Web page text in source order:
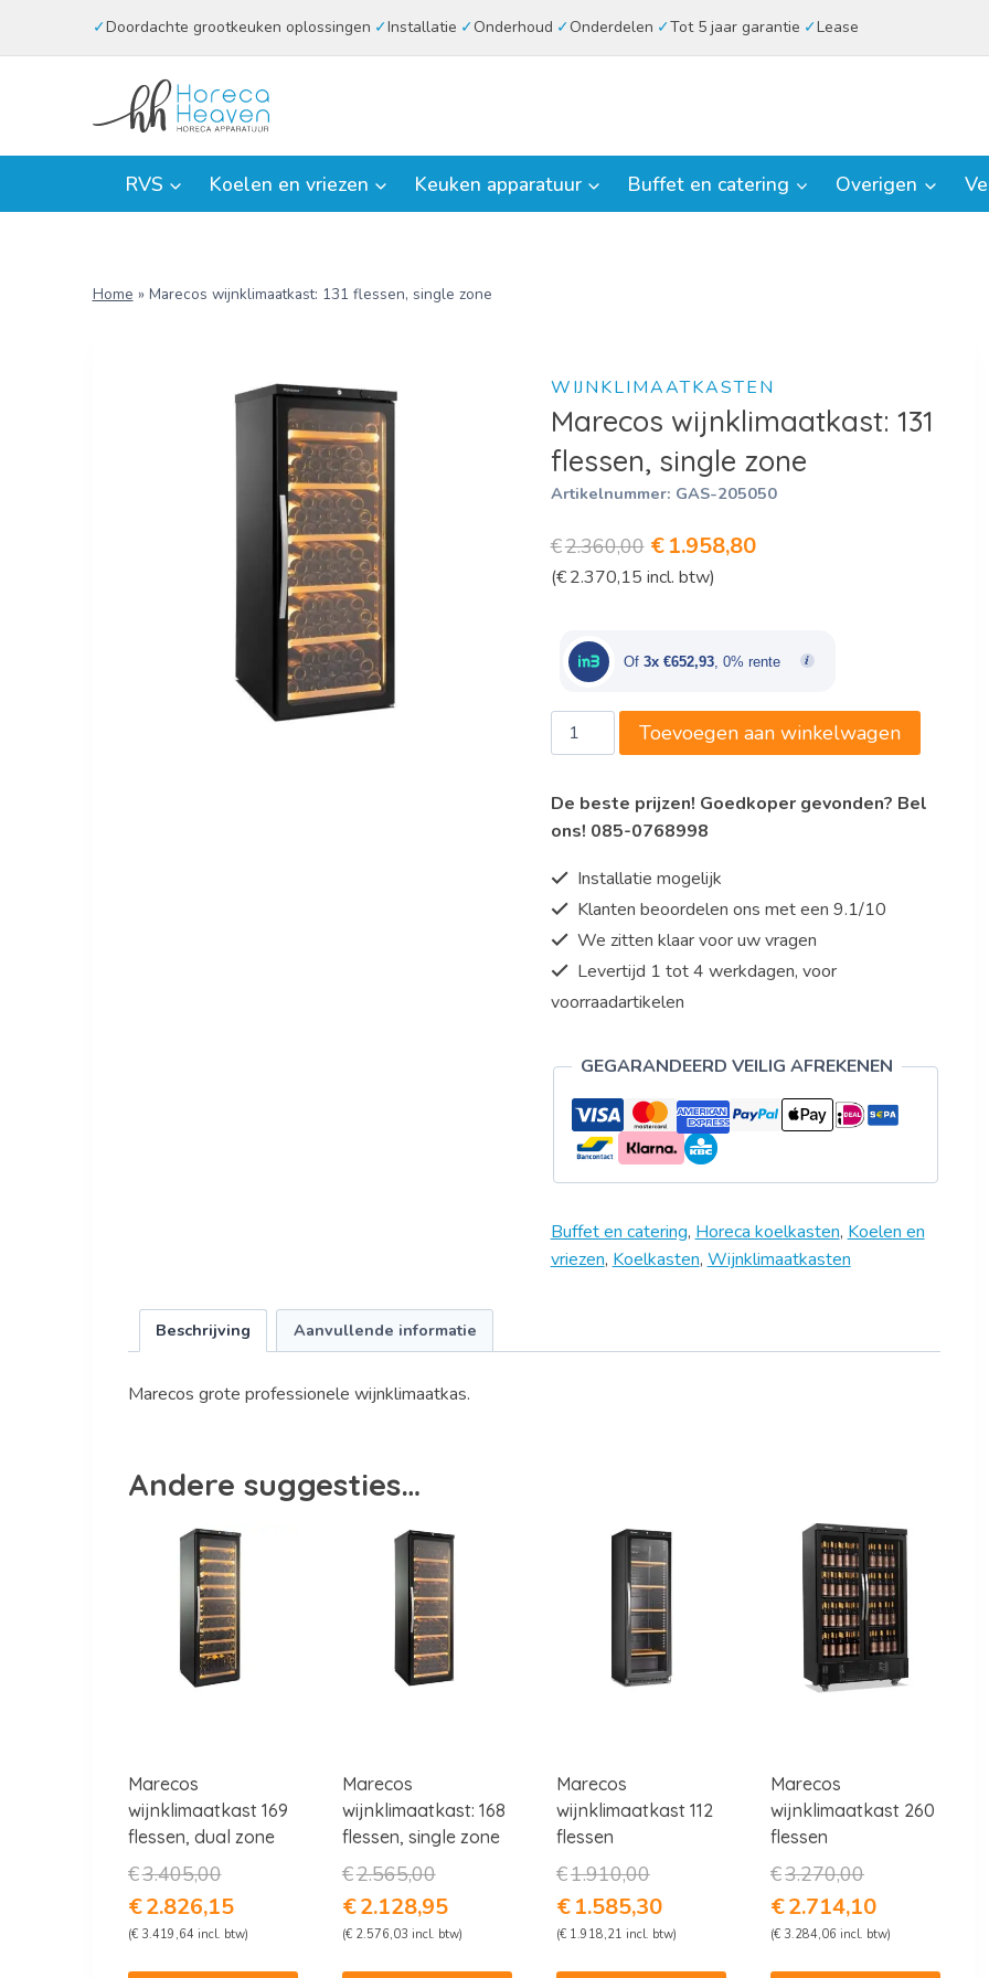
Doordachte grootkeuken oplossingen Installatie Onderhoud Onderdelen Tot 5 jaar garantie Lease
RVS Koelen en vriezen Keuken apparatuur Buffet en catering Overigen
Home » Marecos wijnklimaatkast: 131 flessen, single zone
WIJNKLIMAATKASTEN
Marecos wijnklimaatkast: 131
flessen, single zone
Artikelnummer: GAS-205050
€2.360,00 Oorspronkelijke
prijs
€2.360,00.
€ 1.958,80Huidige
€1.958,80.
(€ 2.370,15 incl. btw)
Of 3x €652,93, 0% rente
Marecos
wijnklimaatkast:
flessen,
single
aantal
Toevoegen aan winkelwagen
De beste prijzen! Goedkoper gevonden? Bel
ons! 085-0768998
Installatie mogelijk
Klanten beoordelen ons met een 9.1/10
We zitten klaar voor uw vragen
Levertijd 1 tot 4 werkdagen, voor
voorraadartikelen
GEGARANDEERD VEILIG AFREKENEN
Buffet en catering, Horeca koelkasten, Koelen en
vriezen, Koelkasten, Wijnklimaatkasten
Beschrijving Aanvullende informatie
Marecos grote professionele wijnklimaatkas.
Andere suggesties…
Marecos
wijnklimaatkast 169
flessen, dual zone
€3.405,00Oorspronkelijke
was:
€3.405,00.
€2.826,15Huidige
prijs
is:
€2.826,15.
(€ 3.419,64 incl. btw)
Marecos
wijnklimaatkast: 168
flessen, single zone
€2.565,00Oorspronkelijke
was:
€2.565,00.
€2.128,95Huidige
prijs
is:
€2.128,95.
(€ 2.576,03 incl. btw)
Marecos
wijnklimaatkast 112
flessen
€1.910,00Oorspronkelijke
was:
€1.910,00.
€1.585,30Huidige
prijs
is:
€1.585,30.
(€ 1.918,21 incl. btw)
Marecos
wijnklimaatkast 260
flessen
€3.270,00Oorspronkelijke
was:
€3.270,00.
€2.714,10Huidige
prijs
is:
€2.714,10.
(€ 3.284,06 incl. btw)